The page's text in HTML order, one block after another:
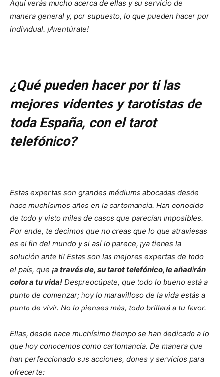
Aquí verás mucho acerca de ellas y su servicio de
manera general y, por supuesto, lo que pueden hacer por
individual. ¡Aventúrate!
¿Qué pueden hacer por ti las
mejores videntes y tarotistas de
toda España, con el tarot
telefónico?
Estas expertas son grandes médiums abocadas desde
hace muchísimos años en la cartomancia. Han conocido
de todo y visto miles de casos que parecían imposibles.
Por ende, te decimos que no creas que lo que atraviesas
es el fin del mundo y si así lo parece, ¡ya tienes la
solución ante ti! Estas son las mejores expertas de todo
el país, que ¡a través de, su tarot telefónico, le añadirán
color a tu vida! Despreocúpate, que todo lo bueno está a
punto de comenzar; hoy lo maravilloso de la vida estás a
punto de vivir. No lo pienses más, todo brillará a tu favor.
Ellas, desde hace muchísimo tiempo se han dedicado a lo
que hoy conocemos como cartomancia. De manera que
han perfeccionado sus acciones, dones y servicios para
ofrecerte: